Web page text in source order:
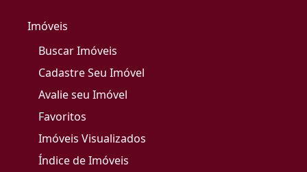
Imóveis
Buscar Imóveis
Cadastre Seu Imóvel
Avalie seu Imóvel
Favoritos
Imóveis Visualizados
Índice de Imóveis